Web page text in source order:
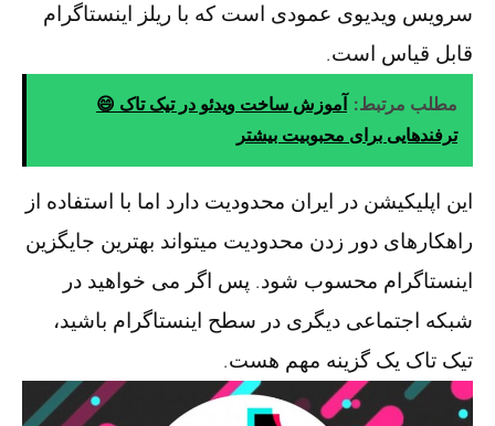
سرویس ویدیوی عمودی است که با ریلز اینستاگرام
قابل قیاس است.
مطلب مرتبط:
آموزش ساخت ویدئو در تیک تاک 😄
ترفندهایی برای محبوبیت بیشتر
این اپلیکیشن در ایران محدودیت دارد اما با استفاده از
راهکارهای دور زدن محدودیت میتواند بهترین جایگزین
اینستاگرام محسوب شود. پس اگر می خواهید در
شبکه اجتماعی دیگری در سطح اینستاگرام باشید،
تیک تاک یک گزینه مهم هست.